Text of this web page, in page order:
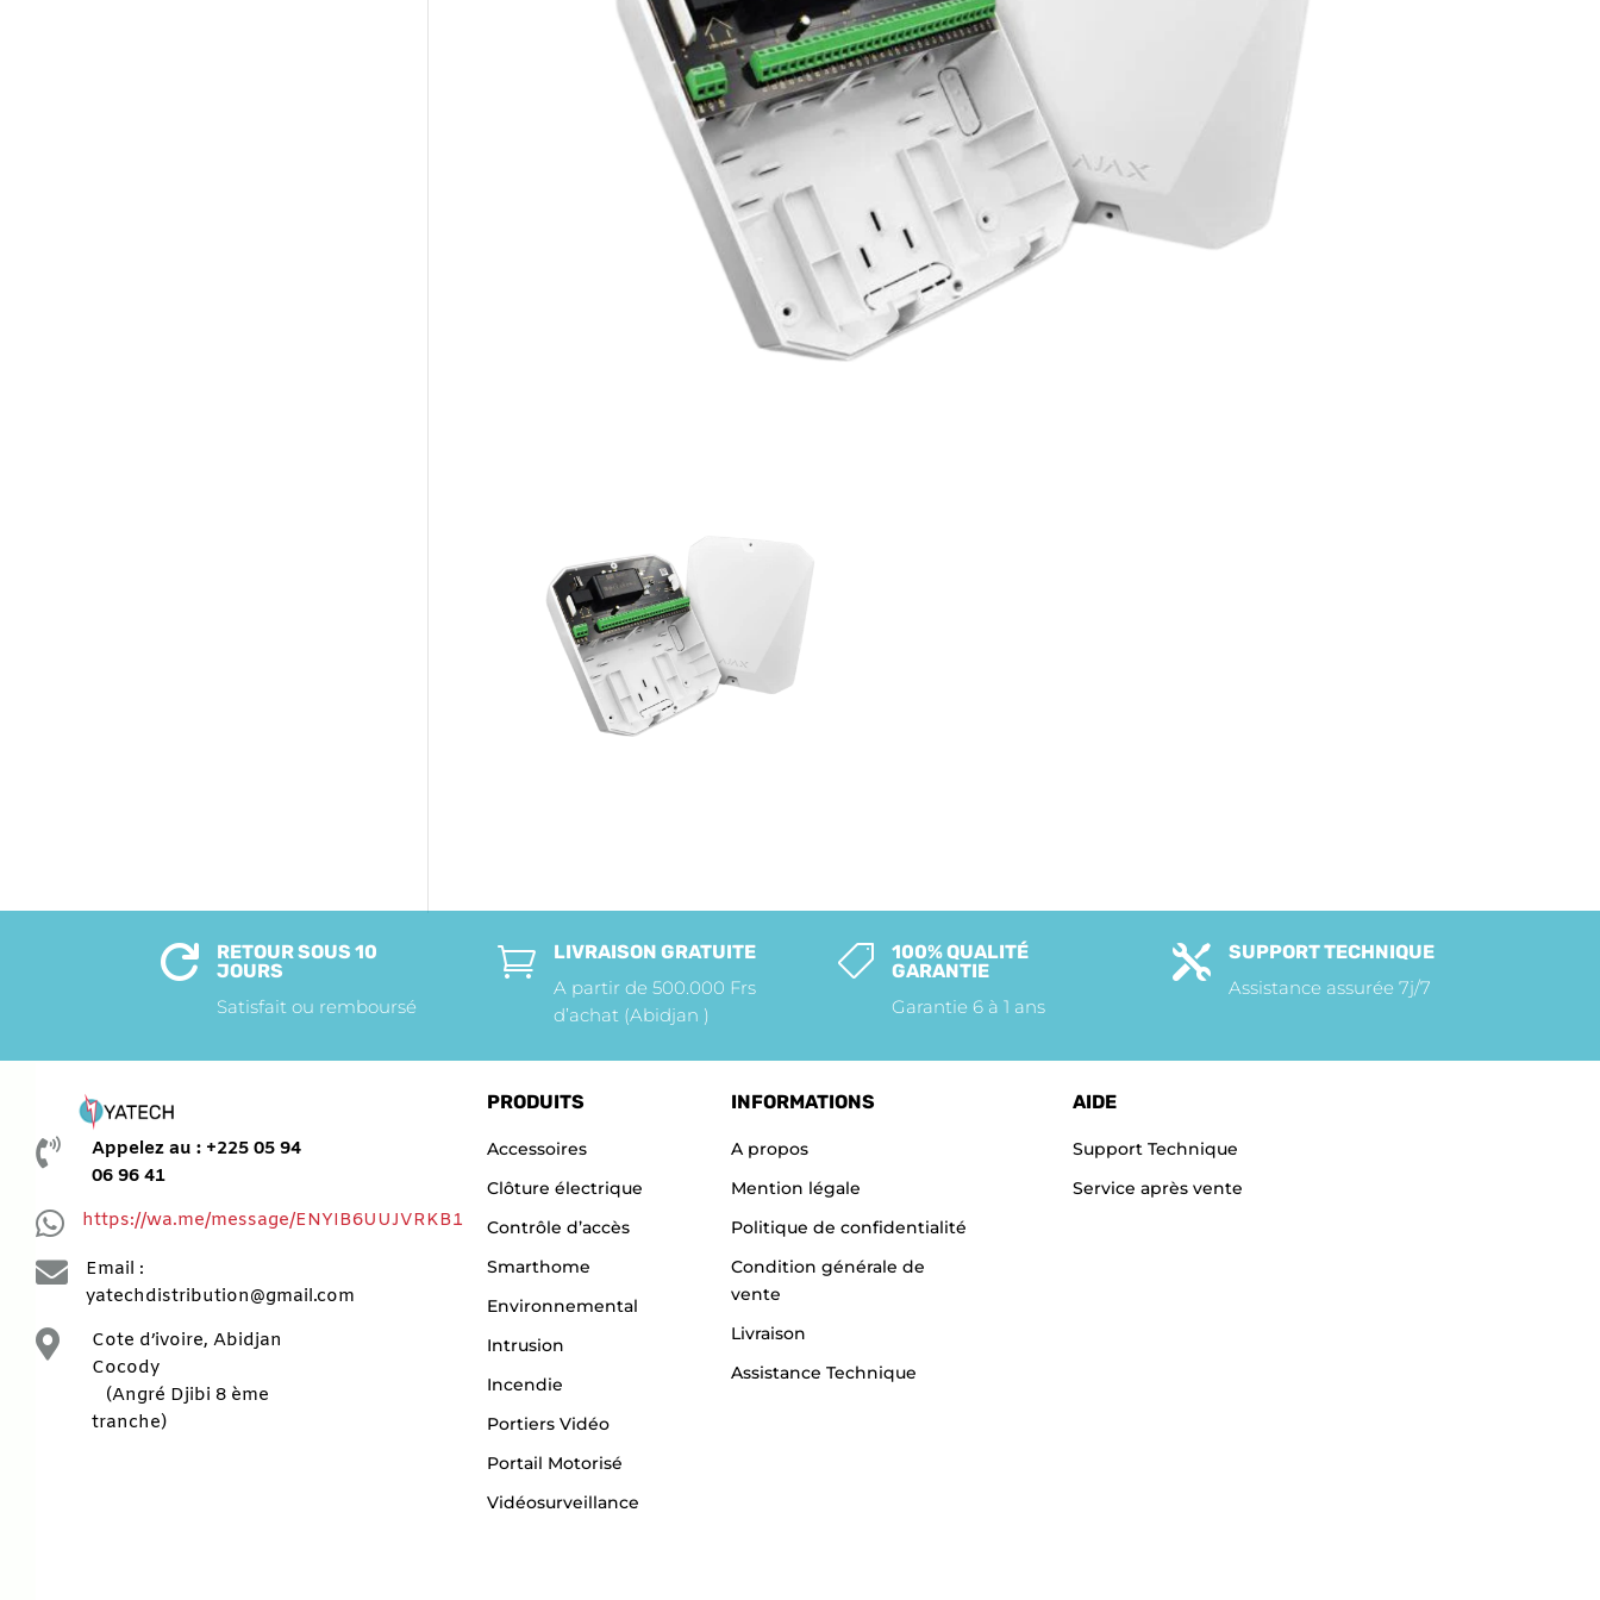

RETOUR SOUS 10
JOURS
Satisfait ou remboursé

LIVRAISON GRATUITE
A partir de 500.000 Frs
d’achat (Abidjan )

100% QUALITÉ
GARANTIE
Garantie 6 à 1 ans

SUPPORT TECHNIQUE
Assistance assurée 7j/7

Appelez au : +225 05 94
06 96 41
 https://wa.me/message/ENYIB6UUJVRKB1

Email :
yatechdistribution@gmail.com

Cote d’ivoire, Abidjan
Cocody
(Angré Djibi 8 ème
tranche)
PRODUITS
Accessoires
Clôture électrique
Contrôle d’accès
Smarthome
Environnemental
Intrusion
Incendie
Portiers Vidéo
Portail Motorisé
Vidéosurveillance
INFORMATIONS
A propos
Mention légale
Politique de confidentialité
Condition générale de
vente
Livraison
Assistance Technique
AIDE
Support Technique
Service après vente